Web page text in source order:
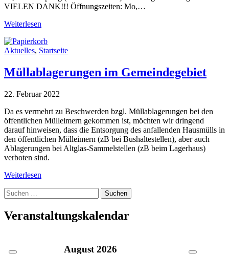
VIELEN DANK!!! Öffnungszeiten: Mo,…
Weiterlesen
Aktuelles, Startseite
Müllablagerungen im Gemeindegebiet
22. Februar 2022
Da es vermehrt zu Beschwerden bzgl. Müllablagerungen bei den
öffentlichen Mülleimern gekommen ist, möchten wir dringend
darauf hinweisen, dass die Entsorgung des anfallenden Hausmülls in
den öffentlichen Mülleimern (zB bei Bushaltestellen), aber auch
Ablagerungen bei Altglas-Sammelstellen (zB beim Lagerhaus)
verboten sind.
Weiterlesen
Suche
nach:
Veranstaltungskalendar
August 2026